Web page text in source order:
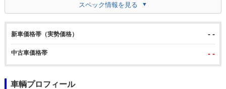
スペック情報を見る
新車価格帯（実勢価格） - -
中古車価格帯 - -
車輌プロフィール